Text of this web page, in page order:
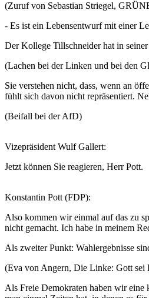
(Zuruf von Sebastian Striegel,
- Es ist ein Lebensentwurf mit einer
Der Kollege Tillschneider hat in
(Lachen bei der Linken und bei den
Sie verstehen nicht, dass, wenn an
fühlt sich davon nicht repräsentiert.
(Beifall bei der AfD)
Vizepräsident Wulf Gallert:
Jetzt können Sie reagieren, Herr Pott.
Konstantin Pott (FDP):
Also kommen wir einmal auf das zu
nicht gemacht. Ich habe in meinem
Als zweiter Punkt: Wahlergebnisse
(Eva von Angern, Die Linke: Gott sei
Als Freie Demokraten haben wir eine